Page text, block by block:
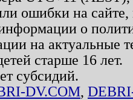
ошибки на
о
на актуальные
старше 16 лет.
субсидий.
DV.COM,